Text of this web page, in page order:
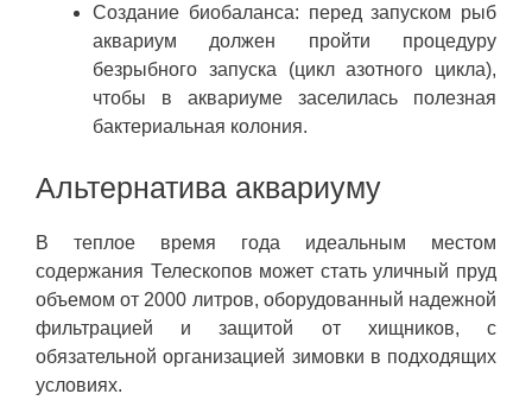
Создание биобаланса: перед запуском рыб
аквариум должен пройти процедуру
безрыбного запуска (цикл азотного цикла),
чтобы в аквариуме заселилась полезная
бактериальная колония.
Альтернатива аквариуму
В теплое время года идеальным местом
содержания Телескопов может стать уличный пруд
объемом от 2000 литров, оборудованный надежной
фильтрацией и защитой от хищников, с
обязательной организацией зимовки в подходящих
условиях.